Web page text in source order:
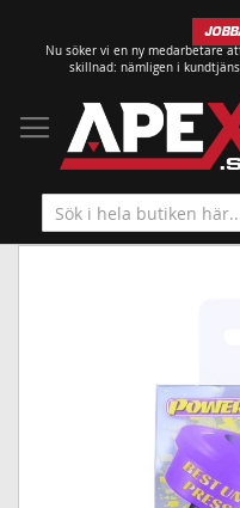
till
innehållet
Nu söker vi en ny medarbetare
skillnad: nämligen i